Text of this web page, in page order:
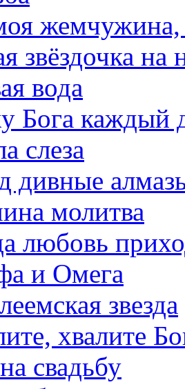
жемчужина,
звёздочка на
вода
Бога каждый
слеза
дивные
молитва
любовь
и Омега
звезда
хвалите
свадьбу